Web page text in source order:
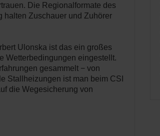
Die Regionalformate des
halten Zuschauer und Zuhörer
Ulonska ist das ein großes
Wetterbedingungen eingestellt.
gesammelt − von
Stallheizungen ist man beim CSI
die Wegesicherung von